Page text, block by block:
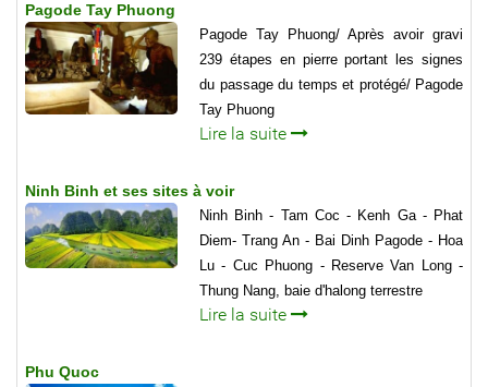
Pagode Tay Phuong
Pagode Tay Phuong/ Après avoir gravi
239 étapes en pierre portant les signes
du passage du temps et protégé/ Pagode
Tay Phuong
Lire la suite
Ninh Binh et ses sites à voir
Ninh Binh - Tam Coc - Kenh Ga - Phat
Diem- Trang An - Bai Dinh Pagode - Hoa
Lu - Cuc Phuong - Reserve Van Long -
Thung Nang, baie d'halong terrestre
Lire la suite
Phu Quoc